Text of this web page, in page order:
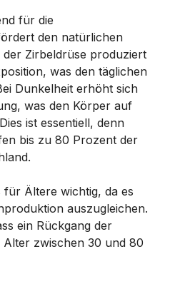
für die
den natürlichen
Zirbeldrüse produziert
was den täglichen
Dunkelheit erhöht sich
was den Körper auf
ist essentiell, denn
bis zu 80 Prozent der
Ältere wichtig, da es
auszugleichen.
ein Rückgang der
zwischen 30 und 80